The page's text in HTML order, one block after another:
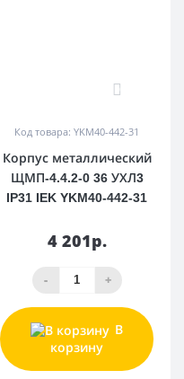
0
Код товара: YKM40-442-31
Корпус металлический
ЩМП-4.4.2-0 36 УХЛ3
IP31 IEK YKM40-442-31
4 201р.
- +
В
корзину